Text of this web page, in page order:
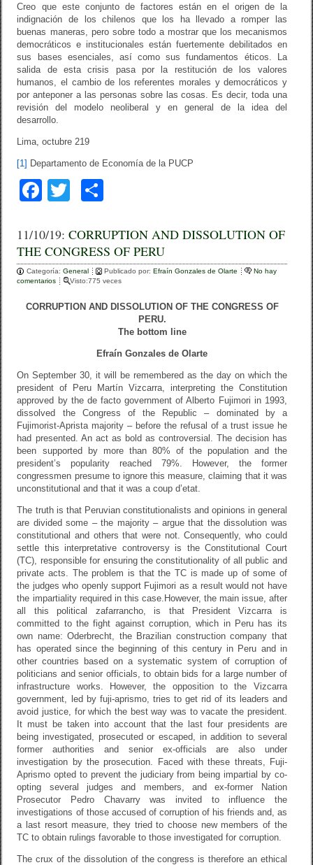
Creo que este conjunto de factores están en el origen de la
indignación de los chilenos que los ha llevado a romper las
buenas maneras, pero sobre todo a mostrar que los mecanismos
democráticos e institucionales están fuertemente debilitados en
sus bases esenciales, así como sus fundamentos éticos. La
salida de esta crisis pasa por la restitución de los valores
humanos, el cambio de los referentes morales y democráticos y
por anteponer a las personas sobre las cosas. Es decir, toda una
revisión del modelo neoliberal y en general de la idea del
desarrollo.
Lima, octubre 219
[1] Departamento de Economía de la PUCP
F
c
e
b
o
T
tt
er
m
p
ar
tir
11/10/19:CORRUPTION AND DISSOLUTION OF
THE CONGRESS OF PERU
Categoría:General Publicado por:Efraín Gonzales de Olarte
No hay
comentarios
Visto:775 veces
CORRUPTION AND DISSOLUTION OF THE CONGRESS OF
PERU.
The bottom line
Efraín Gonzales de Olarte
On September 30, it will be remembered as the day on which the
president of Peru Martín Vizcarra, interpreting the Constitution
approved by the de facto government of Alberto Fujimori in 1993,
dissolved the Congress of the Republic – dominated by a
Fujimorist-Aprista majority – before the refusal of a trust issue he
had presented. An act as bold as controversial. The decision has
been supported by more than 80% of the population and the
president’s popularity reached 79%. However, the former
congressmen presume to ignore this measure, claiming that it was
unconstitutional and that it was a coup d’etat.
The truth is that Peruvian constitutionalists and opinions in general
are divided some – the majority – argue that the dissolution was
constitutional and others that were not. Consequently, who could
settle this interpretative controversy is the Constitutional Court
(TC), responsible for ensuring the constitutionality of all public and
private acts. The problem is that the TC is made up of some of
the judges who openly support Fujimori as a result would not have
the impartiality required in this case. However, the main issue, after
all this political zafarrancho, is that President Vizcarra is
committed to the fight against corruption, which in Peru has its
own name: Oderbrecht, the Brazilian construction company that
has operated since the beginning of this century in Peru and in
other countries based on a systematic system of corruption of
politicians and senior officials, to obtain bids for a large number of
infrastructure works. However, the opposition to the Vizcarra
government, led by fuji-aprismo, tries to get rid of its leaders and
avoid justice, for which the best way was to vacate the president.
It must be taken into account that the last four presidents are
being investigated, prosecuted or escaped, in addition to several
former authorities and senior ex-officials are also under
investigation by the prosecution. Faced with these threats, Fuji-
Aprismo opted to prevent the judiciary from being impartial by co-
opting several judges and members, and ex-former Nation
Prosecutor Pedro Chavarry was invited to influence the
investigations of those accused of corruption of his friends and, as
a last resort measure, they tried to choose new members of the
TC to obtain rulings favorable to those investigated for corruption.
The crux of the dissolution of the congress is therefore an ethical